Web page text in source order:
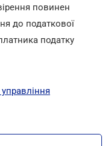
повинен
до податкової
податку